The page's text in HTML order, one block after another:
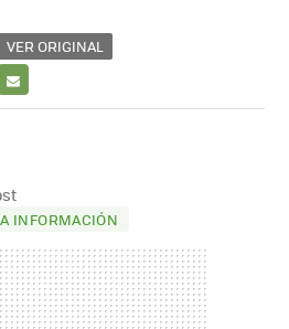
VER ORIGINAL
E-
INFORMACIÓN